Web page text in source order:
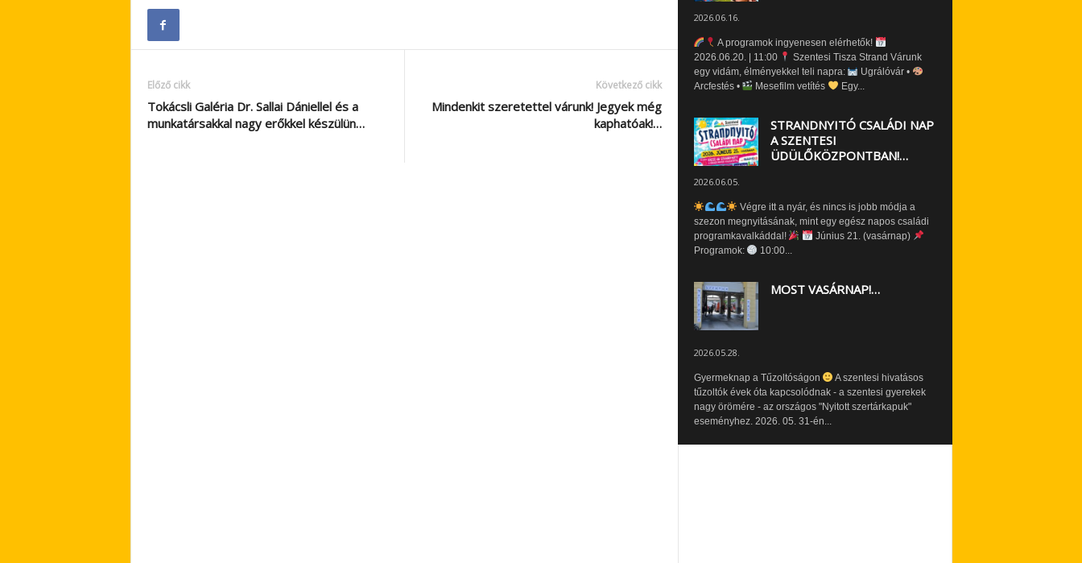
Előző cikk
Tokácsli Galéria Dr. Sallai Dániellel és a
munkatársakkal nagy erőkkel készülün…
Következő cikk
Mindenkit szeretettel várunk! Jegyek még
kaphatóak!…
2026.06.16.
A programok ingyenesen elérhetők!
2026.06.20. | 11:00
Szentesi Tisza Strand Várunk
egy vidám, élményekkel teli napra:
Ugrálóvár •
Arcfestés •
Mesefilm vetítés Egy...
STRANDNYITÓ CSALÁDI NAP
A SZENTESI
ÜDÜLŐKÖZPONTBAN!…
2026.06.05.
Végre itt a nyár, és nincs is jobb módja a
szezon megnyitásának, mint egy egész napos családi
programkavalkáddal!
Június 21. (vasárnap)
Programok:
10:00...
MOST VASÁRNAP!…
2026.05.28.
Gyermeknap a Tűzoltóságon
A szentesi hivatásos
tűzoltók évek óta kapcsolódnak - a szentesi gyerekek
nagy örömére - az országos "Nyitott szertárkapuk"
eseményhez. 2026. 05. 31-én...